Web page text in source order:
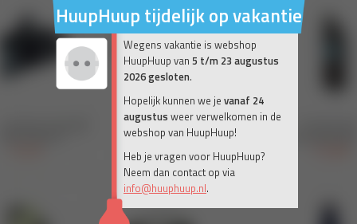
HuupHuup tijdelijk op vakantie
Wegens vakantie is webshop
HuupHuup van 5 t/m 23 augustus
2026 gesloten.
Hopelijk kunnen we je vanaf 24
augustus weer verwelkomen in de
webshop van HuupHuup!
Heb je vragen voor HuupHuup?
Neem dan contact op via
info@huuphuup.nl.